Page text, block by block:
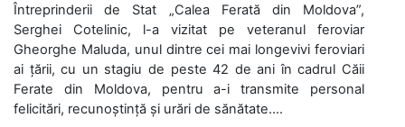
Întreprinderii de Stat „Calea Ferată din Moldova”,
Serghei Cotelinic, l-a vizitat pe veteranul feroviar
Gheorghe Maluda, unul dintre cei mai longevivi feroviari
ai țării, cu un stagiu de peste 42 de ani în cadrul Căii
Ferate din Moldova, pentru a-i transmite personal
felicitări, recunoștință și urări de sănătate....